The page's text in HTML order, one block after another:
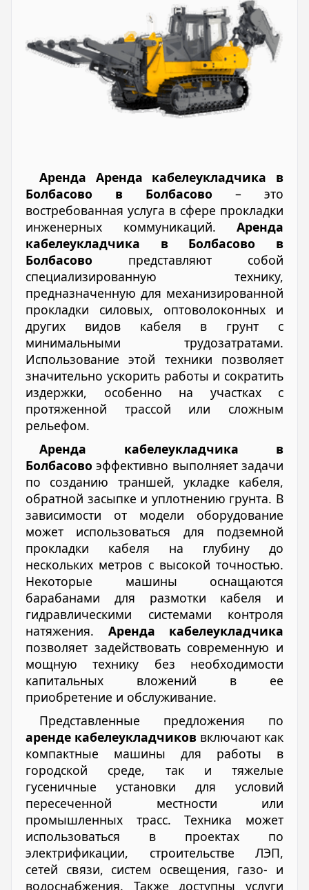
Аренда Аренда кабелеукладчика в
Болбасово в Болбасово – это
востребованная услуга в сфере прокладки
инженерных коммуникаций. Аренда
кабелеукладчика в Болбасово в
Болбасово представляют собой
специализированную технику,
предназначенную для механизированной
прокладки силовых, оптоволоконных и
других видов кабеля в грунт с
минимальными трудозатратами.
Использование этой техники позволяет
значительно ускорить работы и сократить
издержки, особенно на участках с
протяженной трассой или сложным
рельефом.
Аренда кабелеукладчика в
Болбасово эффективно выполняет задачи
по созданию траншей, укладке кабеля,
обратной засыпке и уплотнению грунта. В
зависимости от модели оборудование
может использоваться для подземной
прокладки кабеля на глубину до
нескольких метров с высокой точностью.
Некоторые машины оснащаются
барабанами для размотки кабеля и
гидравлическими системами контроля
натяжения. Аренда кабелеукладчика
позволяет задействовать современную и
мощную технику без необходимости
капитальных вложений в ее
приобретение и обслуживание.
Представленные предложения по
аренде кабелеукладчиков включают как
компактные машины для работы в
городской среде, так и тяжелые
гусеничные установки для условий
пересеченной местности или
промышленных трасс. Техника может
использоваться в проектах по
электрификации, строительстве ЛЭП,
сетей связи, систем освещения, газо- и
водоснабжения. Также доступны услуги